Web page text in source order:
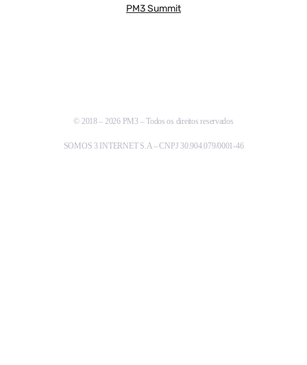
PM3 Summit
© 2018 – 2026 PM3 – Todos os direitos reservados
SOMOS 3 INTERNET S.A – CNPJ 30.904.079/0001-46